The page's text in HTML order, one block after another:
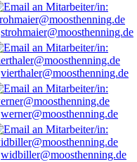
strohmaier@moosthenning.de
vierthaler@moosthenning.de
werner@moosthenning.de
widbiller@moosthenning.de